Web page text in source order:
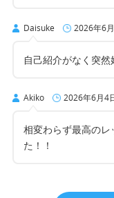
Daisuke 2026年6
自己紹介がなく突然
Akiko 2026年6月4
相変わらず最高の
た！！